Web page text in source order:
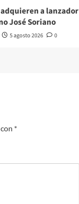
a lanzador
José Soriano
5 agosto 2026 0
*